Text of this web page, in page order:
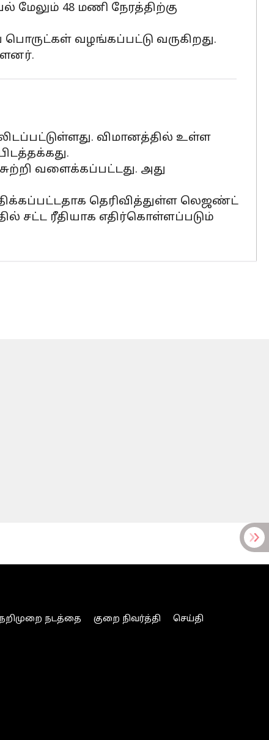
48 மணி நேரத்திற்கு
வழங்கப்பட்டு வருகிறது.
விமானத்தில் உள்ள
வளைக்கப்பட்டது. அது
தெரிவித்துள்ள லெஜண்ட்
சட்ட ரீதியாக எதிர்கொள்ளப்படும்
நடத்தை குறை நிவர்த்தி
செய்தி